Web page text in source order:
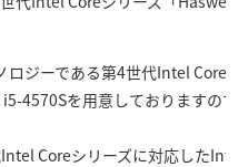
ロジーである第4世代Intel Core
4570Sを用意しておりますので
Coreシリーズに対応した